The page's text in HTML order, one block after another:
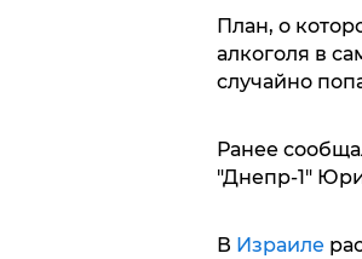
План, о
алкоголя в
случайно
Ранее
"Днепр-1"
В Израиле